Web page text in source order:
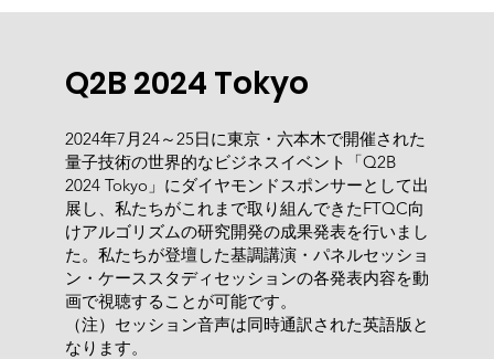
Q2B 2024 Tokyo
2024年7月24～25日に東京・六本木で開催された
量子技術の世界的なビジネスイベント「Q2B
2024 Tokyo」にダイヤモンドスポンサーとして出
展し、私たちがこれまで取り組んできたFTQC向
けアルゴリズムの研究開発の成果発表を行いまし
た。私たちが登壇した基調講演・パネルセッショ
ン・ケーススタディセッションの各発表内容を動
画で視聴することが可能です。
（注）セッション音声は同時通訳された英語版と
なります。